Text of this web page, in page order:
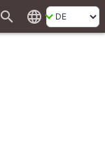
search language